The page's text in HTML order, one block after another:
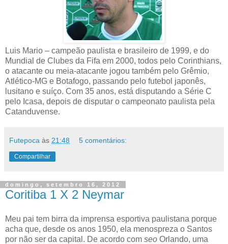
Luis Mario – campeão paulista e brasileiro de 1999, e do
Mundial de Clubes da Fifa em 2000, todos pelo Corinthians,
o atacante ou meia-atacante jogou também pelo Grêmio,
Atlético-MG e Botafogo, passando pelo futebol japonês,
lusitano e suíço. Com 35 anos, está disputando a Série C
pelo Icasa, depois de disputar o campeonato paulista pela
Catanduvense.
Futepoca às 21:48 5 comentários:
Compartilhar
domingo, setembro 16, 2012
Coritiba 1 X 2 Neymar
Meu pai tem birra da imprensa esportiva paulistana porque
acha que, desde os anos 1950, ela menospreza o Santos
por não ser da capital. De acordo com seo Orlando, uma